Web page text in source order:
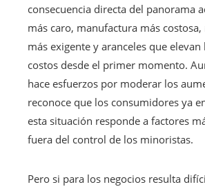
consecuencia directa del panorama
más caro, manufactura más
más exigente y aranceles que elevan
costos desde el primer momento.
hace esfuerzos por moderar los
reconoce que los consumidores ya
esta situación responde a factores
fuera del control de los minoristas.
Pero si para los negocios resulta